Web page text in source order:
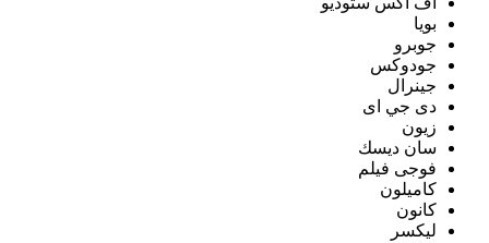
بويا
جوبرو
جودوكس
جينرال
دى جي اى
زيون
سان ديسك
فوجى فيلم
كاميلون
كانون
ليكسر